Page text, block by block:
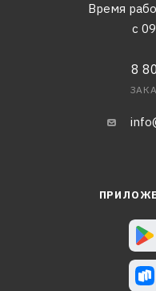
Время
с
8